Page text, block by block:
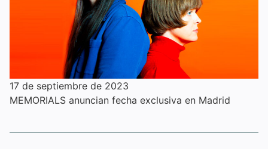
17 de septiembre de 2023
MEMORIALS anuncian fecha exclusiva en Madrid